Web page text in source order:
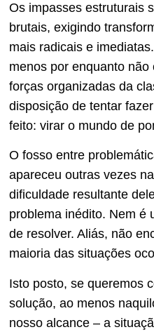
Os impasses estruturais
brutais, exigindo
mais radicais e
menos por enquanto
forças organizadas da
disposição de tentar
feito: virar o mundo de
O fosso entre
apareceu outras vezes
dificuldade resultante
problema inédito. Nem é
de resolver. Aliás, não
maioria das situações
Isto posto, se queremos
solução, ao menos
nosso alcance – a